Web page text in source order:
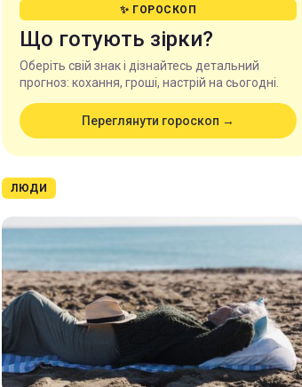
✨ ГОРОСКОП
Що готують зірки?
Оберіть свій знак і дізнайтесь детальний
прогноз: кохання, гроші, настрій на сьогодні.
Переглянути гороскоп →
ЛЮДИ